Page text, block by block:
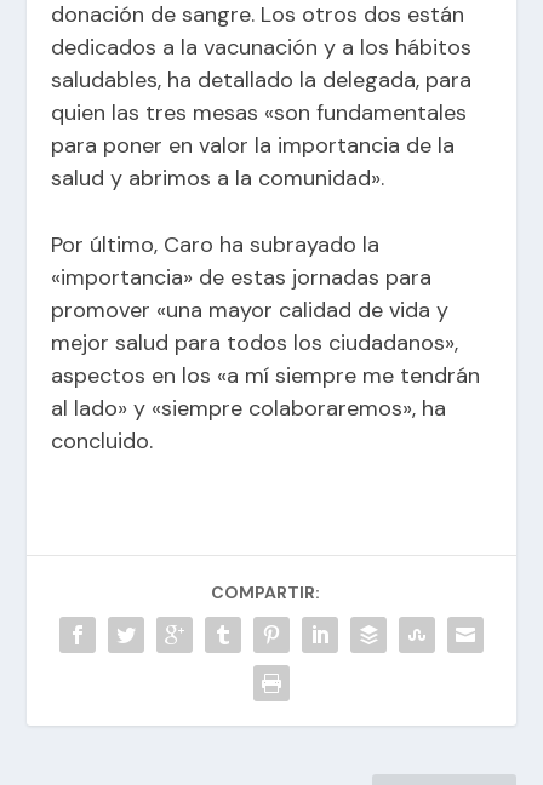
donación de sangre. Los otros dos están
dedicados a la vacunación y a los hábitos
saludables, ha detallado la delegada, para
quien las tres mesas «son fundamentales
para poner en valor la importancia de la
salud y abrimos a la comunidad».
Por último, Caro ha subrayado la
«importancia» de estas jornadas para
promover «una mayor calidad de vida y
mejor salud para todos los ciudadanos»,
aspectos en los «a mí siempre me tendrán
al lado» y «siempre colaboraremos», ha
concluido.
COMPARTIR: